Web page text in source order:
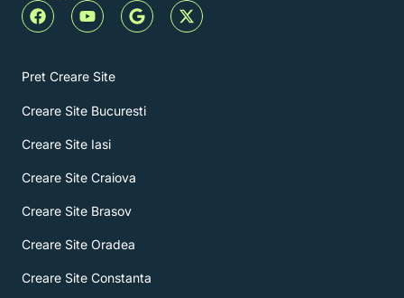
F
a
b
o
o
k
Y
o
u
b
e
G
o
X
-
Pret Creare Site
Creare Site Bucuresti
Creare Site Iasi
Creare Site Craiova
Creare Site Brasov
Creare Site Oradea
Creare Site Constanta